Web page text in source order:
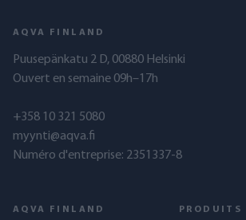
AQVA FINLAND
Puusepänkatu 2 D, 00880 Helsinki
Ouvert en semaine 09h–17h
+358 10 321 5080
myynti@aqva.fi
Numéro d'entreprise: 2351337-8
AQVA FINLAND PRODUITS